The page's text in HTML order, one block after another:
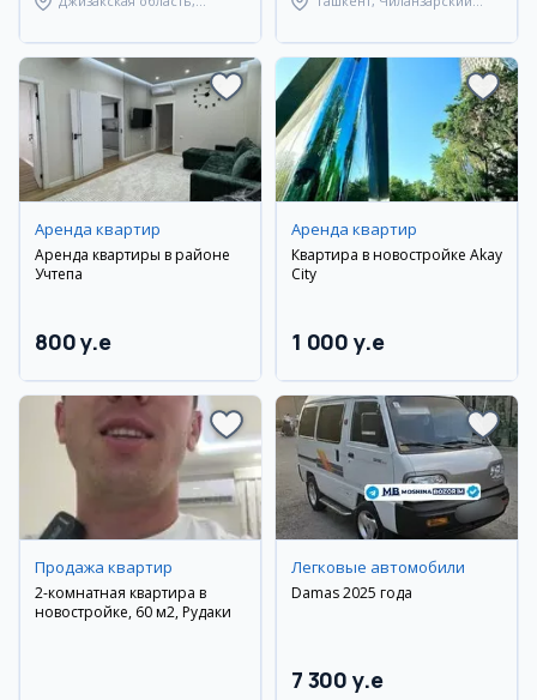
Аренда квартир
Аренда квартиры в районе
Учтепа
800 y.e
Аренда квартир
Квартира в новостройке Akay
City
1 000 y.e
Продажа квартир
2-комнатная квартира в
новостройке, 60 м2, Рудаки
Легковые автомобили
Damas 2025 года
7 300 y.e